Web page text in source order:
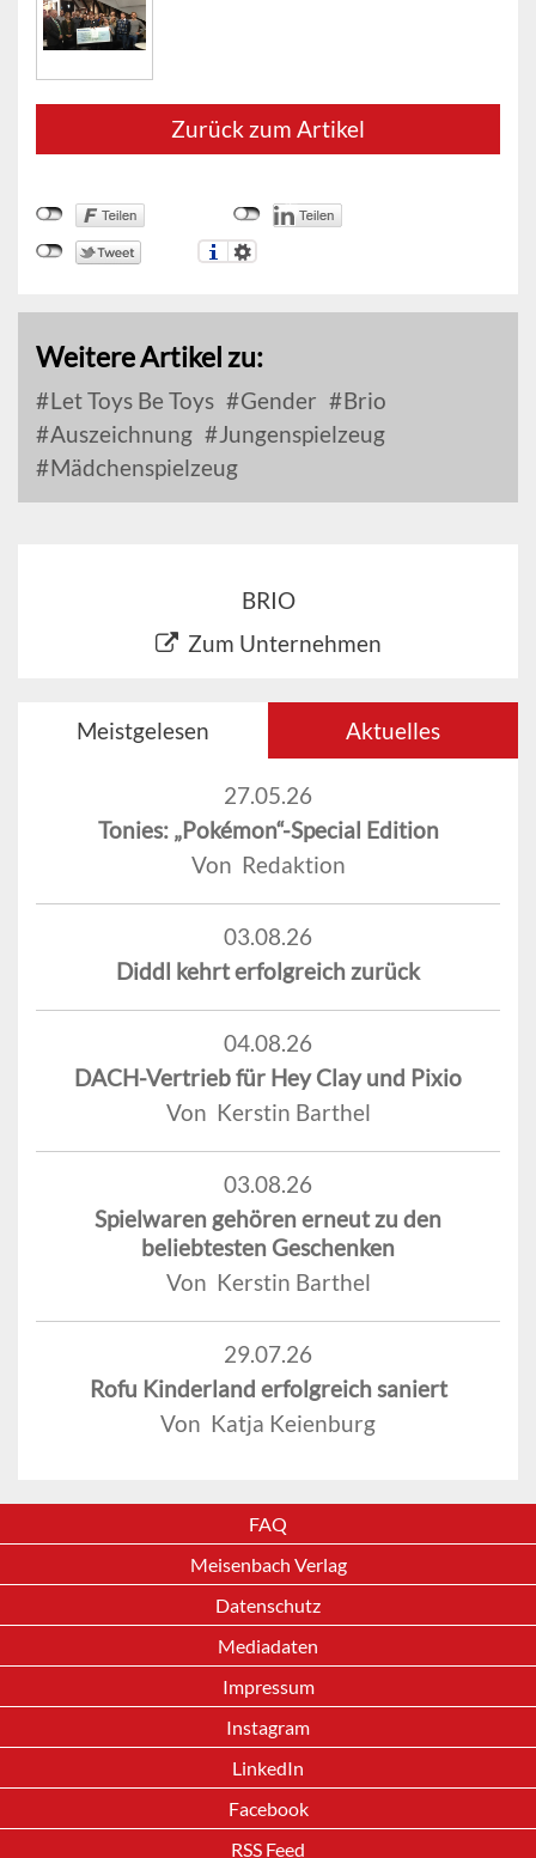
Zurück zum Artikel
Weitere Artikel zu:
Let Toys Be Toys Gender
Brio
Auszeichnung
Jungenspielzeug
Mädchenspielzeug
BRIO
Zum Unternehmen
Meistgelesen Aktuelles
27.05.26
Tonies: „Pokémon“-Special Edition
Von Redaktion
03.08.26
Diddl kehrt erfolgreich zurück
04.08.26
DACH-Vertrieb für Hey Clay und Pixio
Von Kerstin Barthel
03.08.26
Spielwaren gehören erneut zu den
beliebtesten Geschenken
Von Kerstin Barthel
29.07.26
Rofu Kinderland erfolgreich saniert
Von Katja Keienburg
FAQ
Meisenbach Verlag
Datenschutz
Mediadaten
Impressum
Instagram
LinkedIn
Facebook
RSS Feed